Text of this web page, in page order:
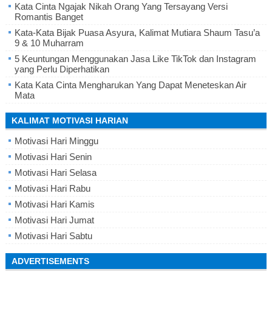
Kata Cinta Ngajak Nikah Orang Yang Tersayang Versi
Romantis Banget
Kata-Kata Bijak Puasa Asyura, Kalimat Mutiara Shaum Tasu’a
9 & 10 Muharram
5 Keuntungan Menggunakan Jasa Like TikTok dan Instagram
yang Perlu Diperhatikan
Kata Kata Cinta Mengharukan Yang Dapat Meneteskan Air
Mata
KALIMAT MOTIVASI HARIAN
Motivasi Hari Minggu
Motivasi Hari Senin
Motivasi Hari Selasa
Motivasi Hari Rabu
Motivasi Hari Kamis
Motivasi Hari Jumat
Motivasi Hari Sabtu
ADVERTISEMENTS